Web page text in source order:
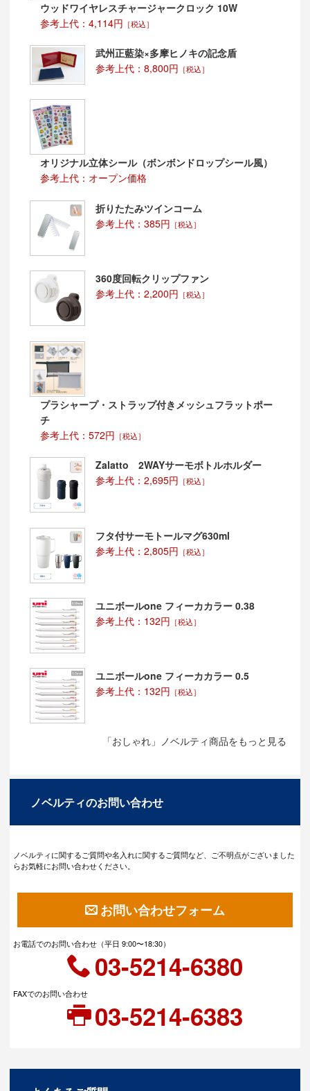
ウッドワイヤレスチャージャークロック 10W
参考上代：4,114円 ［税込］
武州正藍染×多摩ヒノキの記念盾
参考上代：8,800円 ［税込］
オリジナル立体シール（ボンボンドロップシール風）
参考上代：オープン価格
折りたたみツインコーム
参考上代：385円 ［税込］
360度回転クリップファン
参考上代：2,200円 ［税込］
プラシャープ・ストラップ付きメッシュフラットポー
チ
参考上代：572円 ［税込］
Zalatto 2WAYサーモボトルホルダー
参考上代：2,695円 ［税込］
フタ付サーモトールマグ630ml
参考上代：2,805円 ［税込］
ユニボールone フィーカカラー 0.38
参考上代：132円 ［税込］
ユニボールone フィーカカラー 0.5
参考上代：132円 ［税込］
「おしゃれ」ノベルティ商品をもっと見る
ノベルティのお問い合わせ
ノベルティに関するご質問や名入れに関するご質問など、ご不明点がございました
らお気軽にお問い合わせください。
お問い合わせフォーム
お電話でのお問い合わせ（平日 9:00〜18:30）
03-5214-6380
FAXでのお問い合わせ
03-5214-6383